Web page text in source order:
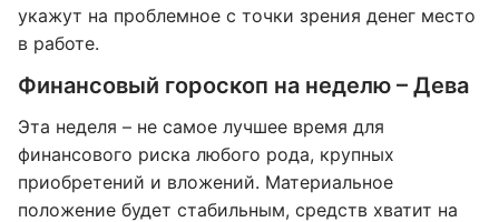
укажут на проблемное с точки зрения денег место
в работе.
Финансовый гороскоп на неделю – Дева
Эта неделя – не самое лучшее время для
финансового риска любого рода, крупных
приобретений и вложений. Материальное
положение будет стабильным, средств хватит на